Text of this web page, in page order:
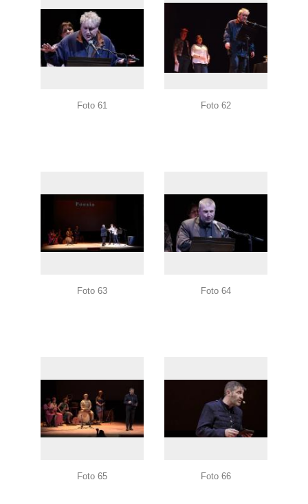
Foto 61 Foto 62
Foto 63 Foto 64
Foto 65 Foto 66